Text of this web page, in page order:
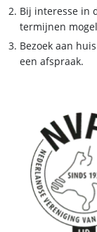
Bij interesse in
termijnen
Bezoek aan
een afspraak.